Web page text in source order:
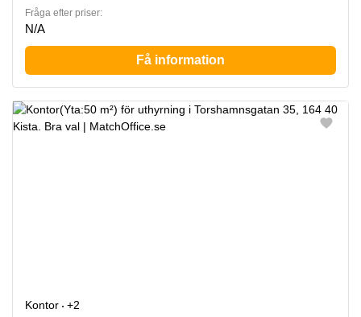
Fråga efter priser:
N/A
Få information
Kontor
+2